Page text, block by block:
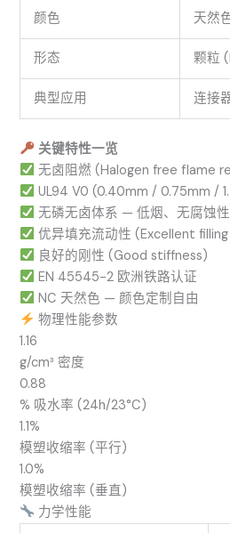
颜色 天然
形态 颗粒
典型应用 连接
关键特性一览
无卤阻燃 (Halogen free flame
UL94 V0 (0.40mm / 0.75mm /
无磷无卤体系 — 低烟、无腐蚀
优异填充流动性 (Excellent
良好的刚性 (Good stiffness)
EN 45545-2 欧洲铁路认证
NC 天然色 — 颜色定制自由
物理性能参数
1.16
g/cm³ 密度
0.88
% 吸水率 (24h/23°C)
1.1%
模塑收缩率 (平行)
1.0%
模塑收缩率 (垂直)
力学性能